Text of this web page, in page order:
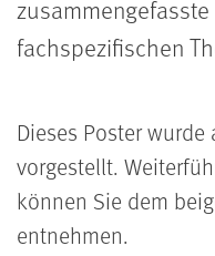
fachspezifischen
Dieses Poster
vorgestellt.
können Sie dem
entnehmen.